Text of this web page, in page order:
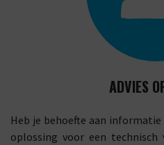
ADVIES
Heb je behoefte aan
oplossing voor een